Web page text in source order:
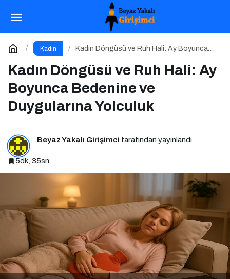
Kadın
Kadın Döngüsü ve Ruh Hali: Ay Boyunca
Kadın Döngüsü ve Ruh Hali: Ay
Boyunca Bedenine ve
Duygularına Yolculuk
Beyaz Yakalı Girişimci tarafından yayınlandı
5dk, 35sn
Menopozda Kemik Sağlığı ve Riskleri
Yorum Yap